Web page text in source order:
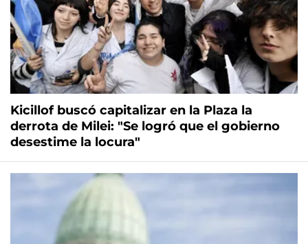
Kicillof buscó capitalizar en la Plaza la
derrota de Milei: "Se logró que el gobierno
desestime la locura"